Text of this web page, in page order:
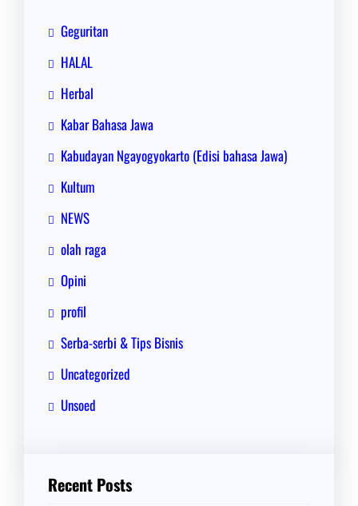
Geguritan
HALAL
Herbal
Kabar Bahasa Jawa
Kabudayan Ngayogyokarto (Edisi bahasa Jawa)
Kultum
NEWS
olah raga
Opini
profil
Serba-serbi & Tips Bisnis
Uncategorized
Unsoed
Recent Posts